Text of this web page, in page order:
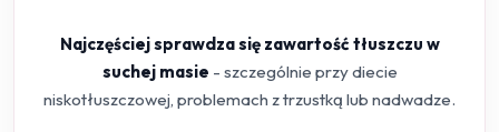
Najczęściej sprawdza się zawartość tłuszczu w
suchej masie - szczególnie przy diecie
niskotłuszczowej, problemach z trzustką lub nadwadze.